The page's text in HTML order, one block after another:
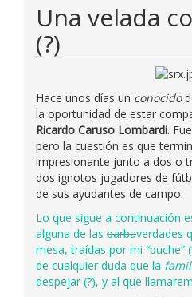
Una velada
(?)
Hace unos días un conocido
la oportunidad de estar
Ricardo Caruso Lombardi.
pero la cuestión es que
impresionante junto a dos o
dos ignotos jugadores de
de sus ayudantes de campo.
Lo que sigue a continuación
alguna de las barbaverdades
mesa, traídas por mi “buche”
de cualquier duda que la
despejar (?), y al que